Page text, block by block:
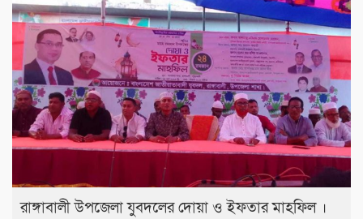
রাঙ্গাবালী উপজেলা যুবদলের দোয়া ও ইফতার মাহফিল ।